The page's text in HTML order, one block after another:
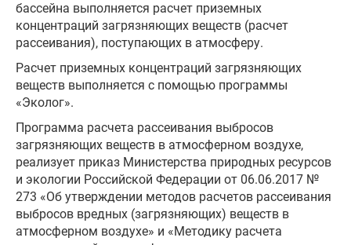
бассейна выполняется расчет приземных
концентраций загрязняющих веществ (расчет
рассеивания), поступающих в атмосферу.
Расчет приземных концентраций загрязняющих
веществ выполняется с помощью программы
«Эколог».
Программа расчета рассеивания выбросов
загрязняющих веществ в атмосферном воздухе,
реализует приказ Министерства природных ресурсов
и экологии Российской Федерации от 06.06.2017 №
273 «Об утверждении методов расчетов рассеивания
выбросов вредных (загрязняющих) веществ в
атмосферном воздухе» и «Методику расчета